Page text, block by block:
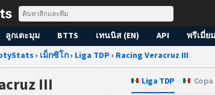
ลูกเตะมุม BTTS เทนนิส (EN) API พรีเมี่ยม
› เม็กซิโก› Liga TDP › Racing Veracruz III
III Liga TDP